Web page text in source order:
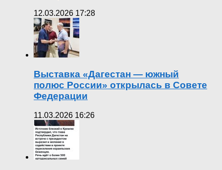
12.03.2026 17:28
Выставка «Дагестан — южный
полюс России» открылась в Совете
Федерации
11.03.2026 16:26